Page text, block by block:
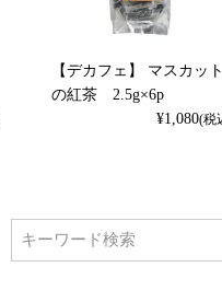
【デカフェ】 マスカット
の紅茶 2.5g×6p
¥1,080(税